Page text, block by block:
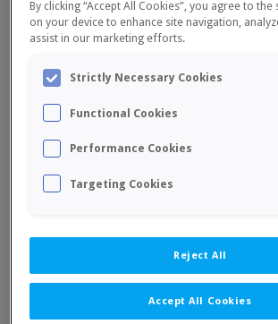
Aleix Chiva Esteve
Victor Galán Gil
By clicking “Accept All Cookies”, you agree to
on your device to enhance site navigation,
assist in our marketing efforts.
Strictly Necessary Cookies
Functional Cookies
Performance Cookies
Targeting Cookies
Reject All
Accept All Cookies